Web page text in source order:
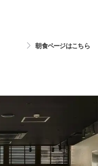
朝食ページはこちら